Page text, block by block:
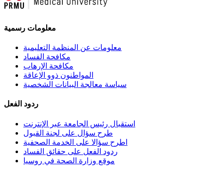
معلومات رسمية
معلومات عن المنظمة التعليمية
مكافحة الفساد
مكافحة الإرهاب
المواطنون ذوو الإعاقة
سياسة معالجة البيانات الشخصية
ردود الفعل
استقبال رئيس الجامعة عبر الإنترنت
طرح سؤال على لجنة القبول
اطرح سؤالا على الخدمة الصحفية
ردود الفعل على حقائق الفساد
موقع وزارة الصحة في روسيا